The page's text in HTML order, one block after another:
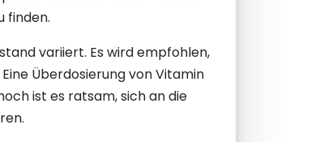
finden.
variiert. Es wird empfohlen,
Überdosierung von Vitamin
ist es ratsam, sich an die